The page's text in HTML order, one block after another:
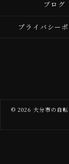
ブログ
プライバシー
© 2026 大分市の自